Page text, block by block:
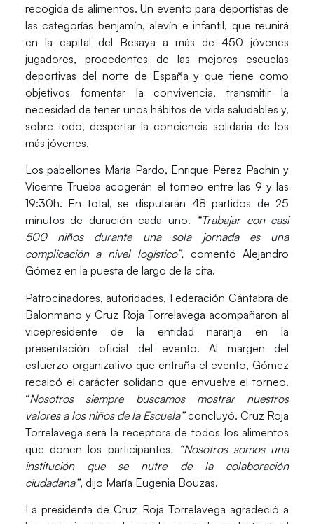
recogida de alimentos. Un evento para deportistas de
las categorías benjamín, alevín e infantil, que reunirá
en la capital del Besaya a más de 450 jóvenes
jugadores, procedentes de las mejores escuelas
deportivas del norte de España y que tiene como
objetivos fomentar la convivencia, transmitir la
necesidad de tener unos hábitos de vida saludables y,
sobre todo, despertar la conciencia solidaria de los
más jóvenes.
Los pabellones María Pardo, Enrique Pérez Pachíny
Vicente Trueba acogerán el torneo entre las 9 y las
19:30h. En total, se disputarán 48 partidos de 25
minutos de duración cada uno. “Trabajar con casi
500 niños durante una sola jornada es una
complicación a nivel logístico”,comentóAlejandro
Gómez en la puesta de largo de la cita.
Patrocinadores, autoridades, Federación Cántabra de
Balonmanoy Cruz Roja Torrelavega acompañaron al
vicepresidente de la entidad naranja en la
presentación oficial del evento. Al margen del
esfuerzo organizativo que entraña el evento, Gómez
recalcó el carácter solidario que envuelve el torneo.
“Nosotros siempre buscamos mostrar nuestros
valores a los niños de la Escuela”concluyó.Cruz Roja
Torrelavega será la receptora de todos los alimentos
que donen los participantes. “Nosotros somos una
institución que se nutre de la colaboración
ciudadana”, dijo María Eugenia Bouzas.
La presidenta deCruz Roja Torrelavega agradeció a